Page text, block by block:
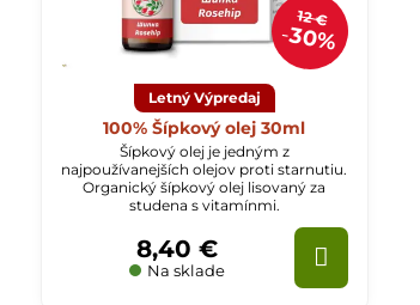
12 €
30%
Letný Výpredaj
100% Šípkový olej 30ml
Šípkový olej je jedným z
najpoužívanejších olejov proti starnutiu.
Organický šípkový olej lisovaný za
studena s vitamínmi.
Na sklade
8,40 €